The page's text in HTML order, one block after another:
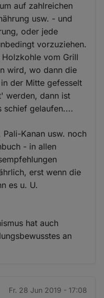
auf zahlreichen
usw. - und
oder jede
vorzuziehen.
vom Grill
wird, wo dann die
der Mitte gefesselt
werden, dann ist
schief gelaufen....
Pali-Kanan usw. noch
- in allen
erst wenn die
es u. U.
hat auch
an
Fr. 28 Jun 2019 - 17:08